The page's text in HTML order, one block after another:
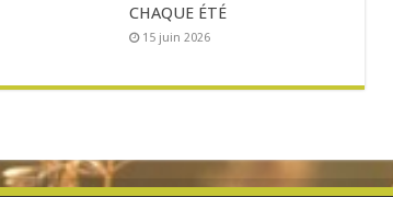
CHAQUE ÉTÉ
15 juin 2026